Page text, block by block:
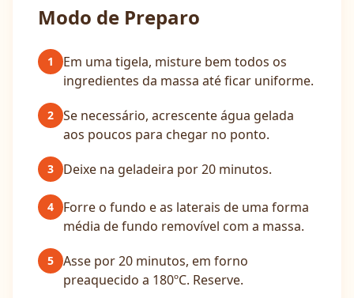
Modo de Preparo
1
Em uma tigela, misture bem todos os
ingredientes da massa até ficar uniforme.
2
Se necessário, acrescente água gelada
aos poucos para chegar no ponto.
3 Deixe na geladeira por 20 minutos.
4
Forre o fundo e as laterais de uma forma
média de fundo removível com a massa.
5
Asse por 20 minutos, em forno
preaquecido a 180ºC. Reserve.